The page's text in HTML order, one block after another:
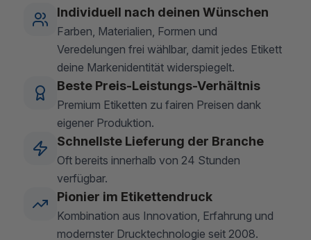
Individuell nach deinen Wünschen
Farben, Materialien, Formen und
Veredelungen frei wählbar, damit jedes Etikett
deine Markenidentität widerspiegelt.
Beste Preis-Leistungs-Verhältnis
Premium Etiketten zu fairen Preisen dank
eigener Produktion.
Schnellste Lieferung der Branche
Oft bereits innerhalb von 24 Stunden
verfügbar.
Pionier im Etikettendruck
Kombination aus Innovation, Erfahrung und
modernster Drucktechnologie seit 2008.